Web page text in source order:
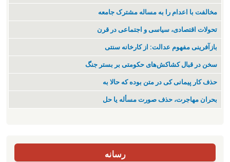
مخالفت با اعدام را به مساله مشترک جامعه
تحولات اقتصادی، سیاسی و اجتماعی در قرن
بازآفرینی مفهوم عدالت: از کارخانه سنتی
سخن در قبال کشاکش‌های حکومتی بر بستر جنگ
حذف کار پیمانی کی در متن بودە کە حالا بە
بحران مهاجرت‌، حذف صورت مسأله یا حل
رسانه